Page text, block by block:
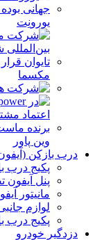
یورونِت
مکسما
وین پاور
درب بازکن
پکیج درب
پنل آیفون
مانیتور
لوازم
پکیج درب
دزدگیر خودرو